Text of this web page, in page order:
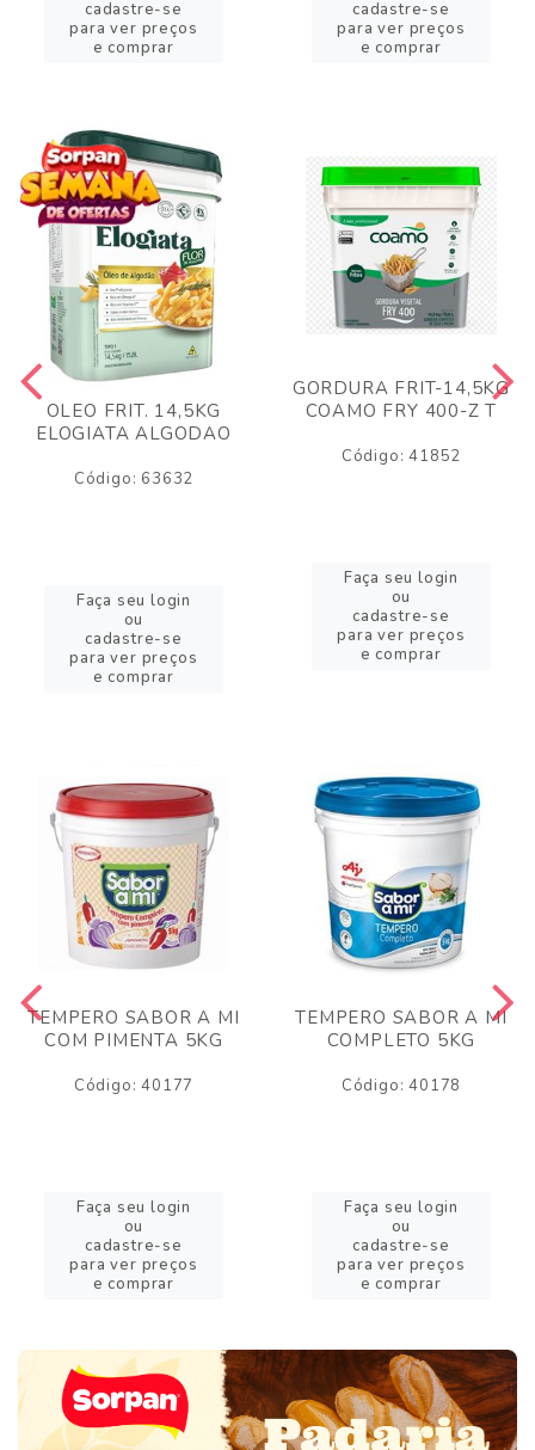
cadastre-se
para ver preços
e comprar
cadastre-se
para ver preços
e comprar
OLEO FRIT. 14,5KG
ELOGIATA ALGODAO
Código: 63632
Faça seu login
ou
cadastre-se
para ver preços
e comprar
GORDURA FRIT-14,5KG
COAMO FRY 400-Z T
Código: 41852
Faça seu login
ou
cadastre-se
para ver preços
e comprar
TEMPERO SABOR A MI
COM PIMENTA 5KG
Código: 40177
Faça seu login
ou
cadastre-se
para ver preços
e comprar
TEMPERO SABOR A MI
COMPLETO 5KG
Código: 40178
Faça seu login
ou
cadastre-se
para ver preços
e comprar